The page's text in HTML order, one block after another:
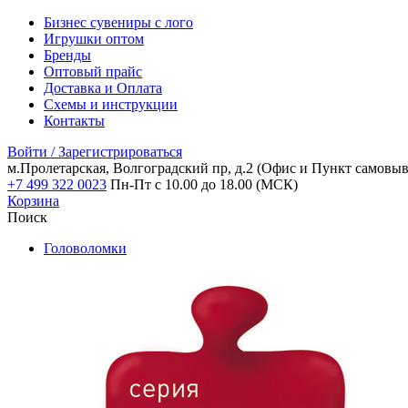
Бизнес сувениры с лого
Игрушки оптом
Бренды
Оптовый прайс
Доставка и Оплата
Схемы и инструкции
Контакты
Войти / Зарегистрироваться
м.Пролетарская, Волгоградский пр, д.2 (Офис и Пункт
+7 499 322 0023 Пн-Пт с 10.00 до 18.00 (МСК)
Корзина
Поиск
Головоломки